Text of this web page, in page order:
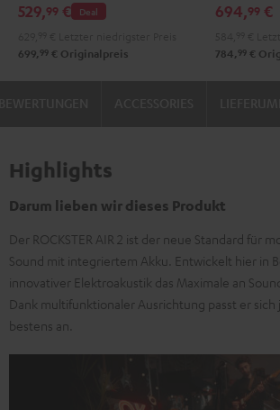
2
&
Deal
529,99 €
699, 99 € Originalpreis
PGA58
694,99 €
784, 99 €
Highlights
Darum lieben wir dieses Produkt
Der ROCKSTER AIR 2 ist der neue Standard für
Sound mit integriertem Akku. Entwickelt hier in
innovativer Elektroakustik das Maximale an
Dank multifunktionaler Ausrichtung passt er
bestens an.